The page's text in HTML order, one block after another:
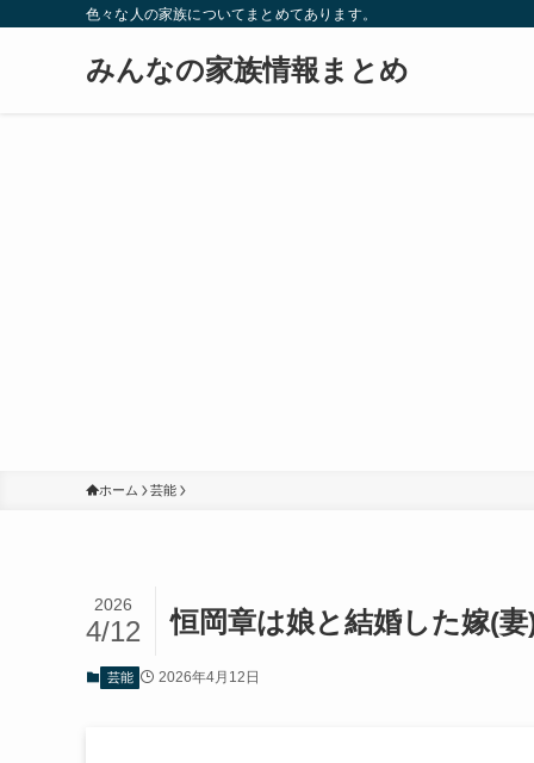
色々な人の家族についてまとめてあります。
みんなの家族情報まとめ
ホーム 芸能
恒岡章は娘と結婚した嫁(
2026
4/12
芸能 2026年4月12日